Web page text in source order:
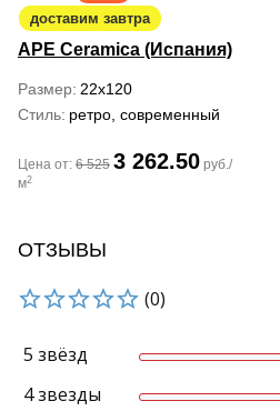
доставим завтра
APE Ceramica (Испания)
Размер 22x120
Стиль ретро, современный
Цена от: 6 525 3 262.50 руб./
м2
ОТЗЫВЫ
(0)
5 звёзд
4 звезды